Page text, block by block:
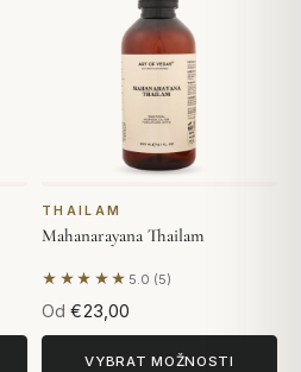
THAILAM
Mahanarayana Thailam
★★★★★ 5.0 (5)
Na základě 5 hodnocení
Od €23,00
VYBRAT MOŽNOSTI